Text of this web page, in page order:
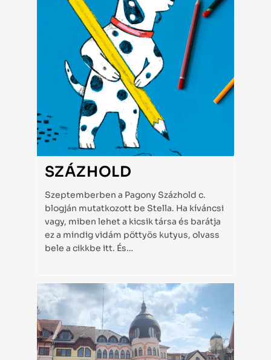
SZÁZHOLD
Szeptemberben a Pagony Százhold c.
blogján mutatkozott be Stella. Ha kíváncsi
vagy, miben lehet a kicsik társa és barátja
ez a mindig vidám pöttyös kutyus, olvass
bele a cikkbe itt. És…